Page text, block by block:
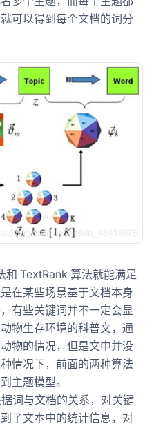
可以得到每个文档的词分
TextRank 算法就能满足
在某些场景基于文档本身
有些关键词并不一定会显
物生存环境的科普文，通
物的情况，但是文中并没
情况下，前面的两种算法
主题模型。
与文档的关系，对关键
了文本中的统计信息，对